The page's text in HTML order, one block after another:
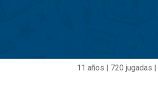
11 años | 720 jugadas |